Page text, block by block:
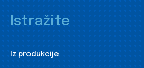
Istražite
Iz produkcije